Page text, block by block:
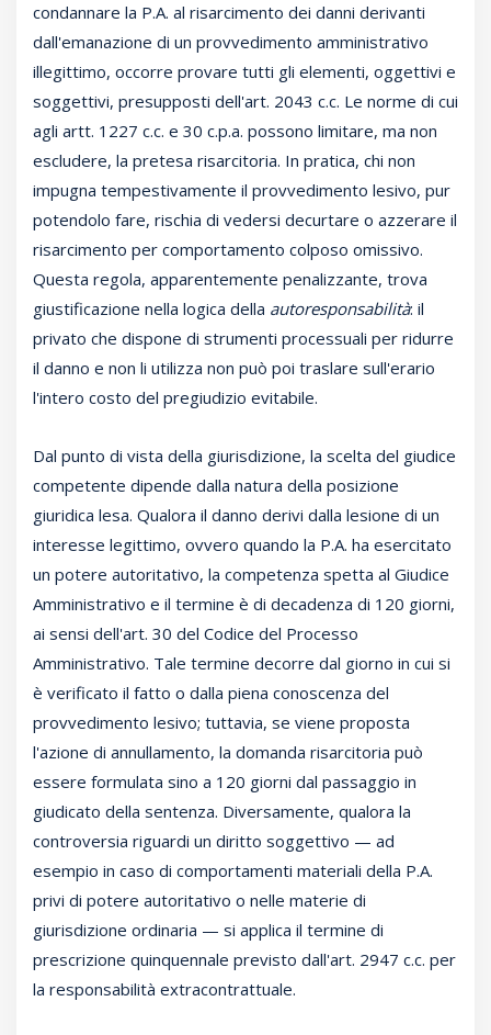
condannare la P.A. al risarcimento dei danni derivanti
dall'emanazione di un provvedimento amministrativo
illegittimo, occorre provare tutti gli elementi, oggettivi e
soggettivi, presupposti dell'art. 2043 c.c. Le norme di cui
agli artt. 1227 c.c. e 30 c.p.a. possono limitare, ma non
escludere, la pretesa risarcitoria. In pratica, chi non
impugna tempestivamente il provvedimento lesivo, pur
potendolo fare, rischia di vedersi decurtare o azzerare il
risarcimento per comportamento colposo omissivo.
Questa regola, apparentemente penalizzante, trova
giustificazione nella logica della autoresponsabilità: il
privato che dispone di strumenti processuali per ridurre
il danno e non li utilizza non può poi traslare sull'erario
l'intero costo del pregiudizio evitabile.
Dal punto di vista della giurisdizione, la scelta del giudice
competente dipende dalla natura della posizione
giuridica lesa. Qualora il danno derivi dalla lesione di un
interesse legittimo, ovvero quando la P.A. ha esercitato
un potere autoritativo, la competenza spetta al Giudice
Amministrativo e il termine è di decadenza di 120 giorni,
ai sensi dell'art. 30 del Codice del Processo
Amministrativo. Tale termine decorre dal giorno in cui si
è verificato il fatto o dalla piena conoscenza del
provvedimento lesivo; tuttavia, se viene proposta
l'azione di annullamento, la domanda risarcitoria può
essere formulata sino a 120 giorni dal passaggio in
giudicato della sentenza. Diversamente, qualora la
controversia riguardi un diritto soggettivo — ad
esempio in caso di comportamenti materiali della P.A.
privi di potere autoritativo o nelle materie di
giurisdizione ordinaria — si applica il termine di
prescrizione quinquennale previsto dall'art. 2947 c.c. per
la responsabilità extracontrattuale.